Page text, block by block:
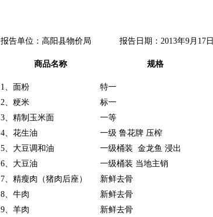
报告单位：高阳县物价局 报告日期：2013年9月17日
商品名称 规格
1、面粉 特一
2、粳米
标一
3、精制玉米面
一等
4、花生油
一级 鲁花牌 压榨
5、大豆调和油
一级桶装 金龙鱼 浸出
6、大豆油
一级桶装 当地主销
7、精瘦肉（猪肉后座）
新鲜去骨
8、牛肉
新鲜去骨
9、羊肉
新鲜去骨